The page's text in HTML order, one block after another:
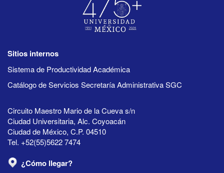
Sitios internos
Sistema de Productividad Académica
Catálogo de Servicios Secretaría Administrativa SGC
Circuito Maestro Mario de la Cueva s/n
Ciudad Universitaria, Alc. Coyoacán
Ciudad de México, C.P. 04510
Tel. +52(55)5622 7474
¿Cómo llegar?